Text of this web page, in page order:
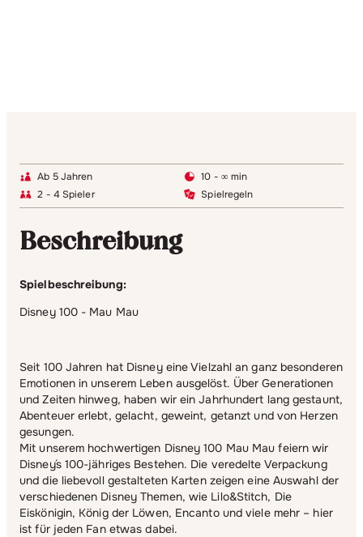
Ab 5 Jahren
10 - ∞ min
2 - 4 Spieler
Spielregeln
Beschreibung
Spielbeschreibung:
Disney 100 - Mau Mau
Seit 100 Jahren hat Disney eine Vielzahl an ganz besonderen
Emotionen in unserem Leben ausgelöst. Über Generationen
und Zeiten hinweg, haben wir ein Jahrhundert lang gestaunt,
Abenteuer erlebt, gelacht, geweint, getanzt und von Herzen
gesungen.
Mit unserem hochwertigen Disney 100 Mau Mau feiern wir
Disney´s 100-jähriges Bestehen. Die veredelte Verpackung
und die liebevoll gestalteten Karten zeigen eine Auswahl der
verschiedenen Disney Themen, wie Lilo&Stitch, Die
Eiskönigin, König der Löwen, Encanto und viele mehr – hier
ist für jeden Fan etwas dabei.